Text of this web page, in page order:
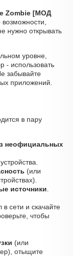
Zombie [МОД
нужно открывать
уровне,
- использовать
забывайте
приложений.
в пару
неофициальных
(или
источники
сети и скачайте
чтобы
(или
отыщите